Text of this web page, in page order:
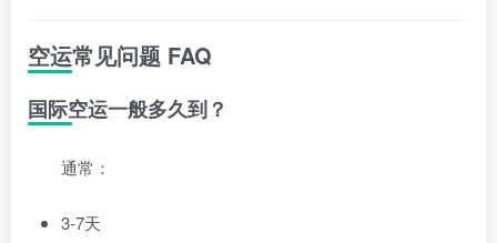
空运常见问题 FAQ
国际空运一般多久到？
通常：
3-7天